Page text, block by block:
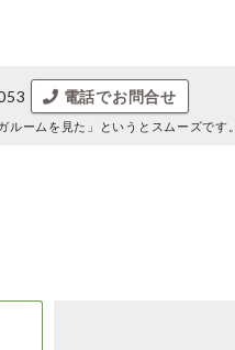
電話でお問合せ
ガルームを見た」というとスムーズです。